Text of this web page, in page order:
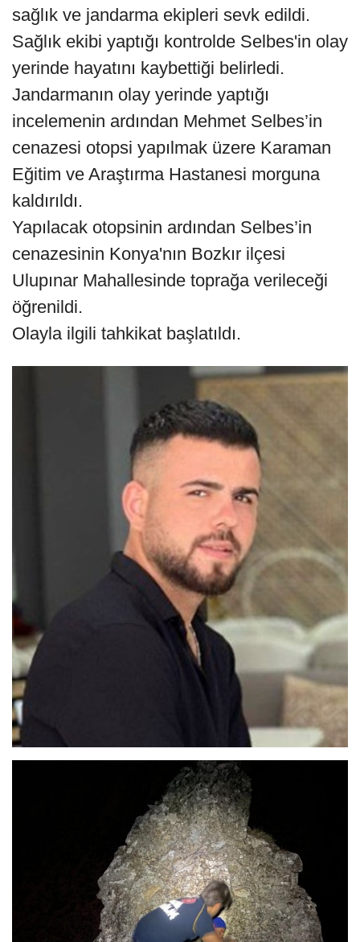
sağlık ve jandarma ekipleri sevk edildi.
Sağlık ekibi yaptığı kontrolde Selbes'in olay
yerinde hayatını kaybettiği belirledi.
Jandarmanın olay yerinde yaptığı
incelemenin ardından Mehmet Selbes’in
cenazesi otopsi yapılmak üzere Karaman
Eğitim ve Araştırma Hastanesi morguna
kaldırıldı.
Yapılacak otopsinin ardından Selbes’in
cenazesinin Konya'nın Bozkır ilçesi
Ulupınar Mahallesinde toprağa verileceği
öğrenildi.
Olayla ilgili tahkikat başlatıldı.